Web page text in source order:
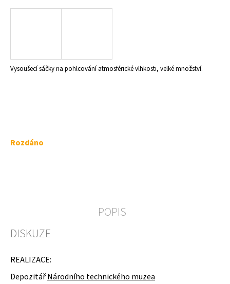
Vysoušecí sáčky na pohlcování atmosférické vlhkosti, velké množství.
Měrná
Rozdáno
POPIS
DISKUZE
REALIZACE:
DepozitářNárodního technického muzea
a
?
u
e
m
e